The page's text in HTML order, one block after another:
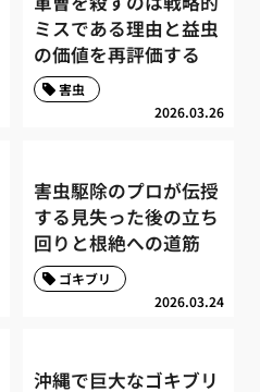
ミスである理由と益虫
の価値を再評価する
2026.03.26
害虫
害虫駆除のプロが伝授
する見失った後の立ち
回りと根絶への道筋
2026.03.24
ゴキブリ
沖縄で巨大なゴキブリ